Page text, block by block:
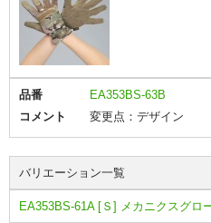
品番
EA353BS-63B
コメント
変更点：デザイン
バリエーション一覧
EA353BS-61A [Ｓ] メカニクスグロ